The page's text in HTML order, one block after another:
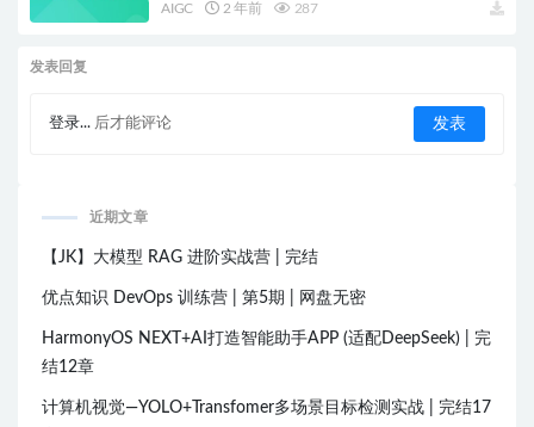
AIGC 2 年前 287
发表回复
登录... 后才能评论
近期文章
【JK】大模型 RAG 进阶实战营 | 完结
优点知识 DevOps 训练营 | 第5期 | 网盘无密
HarmonyOS NEXT+AI打造智能助手APP (适配DeepSeek) | 完
结12章
计算机视觉—YOLO+Transfomer多场景目标检测实战 | 完结17